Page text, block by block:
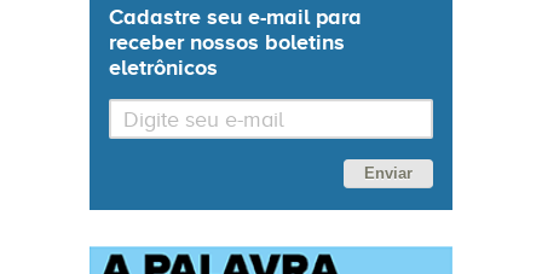
Cadastre seu e-mailpara
receber nossos boletins
eletrônicos
Enviar